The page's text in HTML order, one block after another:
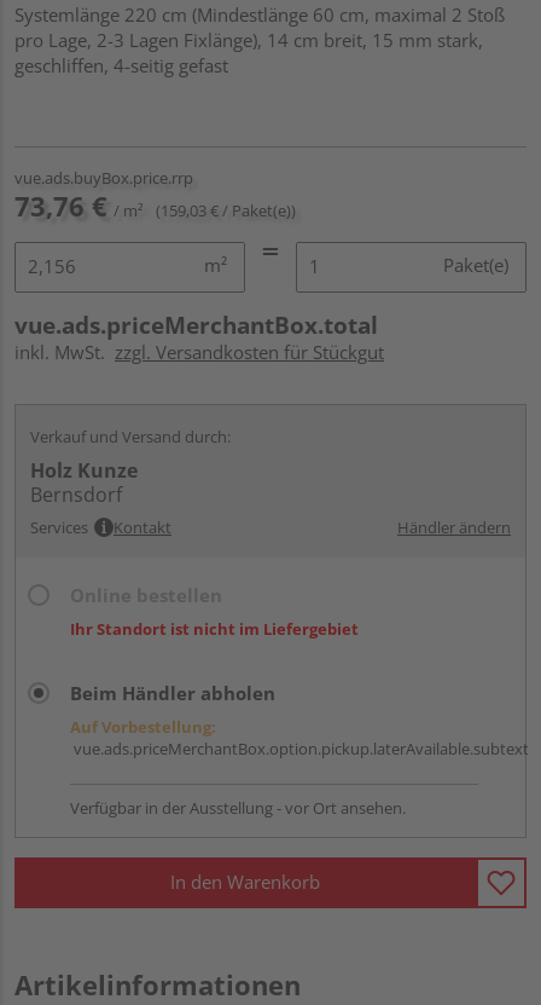
Systemlänge 220 cm (Mindestlänge 60 cm, maximal 2 Stoß
pro Lage, 2-3 Lagen Fixlänge), 14 cm breit, 15 mm stark,
geschliffen, 4-seitig gefast
vue.ads.buyBox.price.rrp
73,76 € / m² (159,03 € / Paket(e))
m² Paket(e)
vue.ads.priceMerchantBox.total
inkl. MwSt. zzgl. Versandkosten für Stückgut
Verkauf und Versand durch:
Holz Kunze
Bernsdorf
Services Kontakt Händler ändern
Ihr Standort ist nicht im Liefergebiet
Beim Händler abholen
Auf Vorbestellung:
vue.ads.priceMerchantBox.option.pickup.laterAvailable.subtext
Verfügbar in der Ausstellung - vor Ort ansehen.
In den Warenkorb
Artikelinformationen